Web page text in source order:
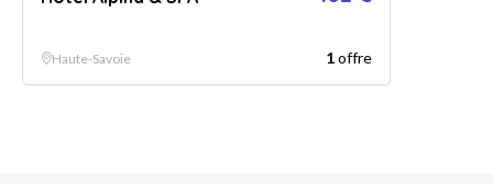
Haute-Savoie 1offre